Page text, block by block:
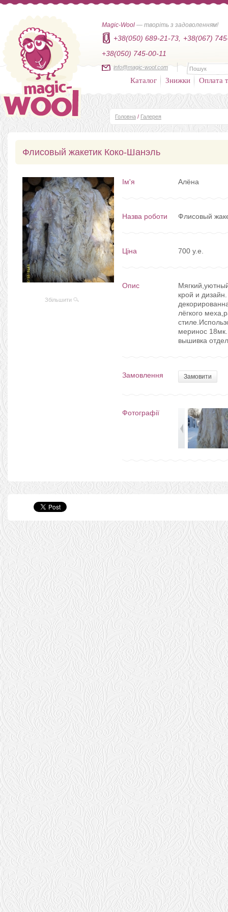
Magic-Wool — творіть з задоволенням!
+38(050) 689-21-73,
+38(067)
+38(050) 745-00-11
info@magic-wool.com
Каталог Знижки Оплата
Головна / Галерея
Флисовый жакетик Коко-Шанэль
Збільшити
Ім'я Алёна
Назва роботи Флисовый
Ціна 700 y.e.
Опис
крой и
лёгкого
меринос
вышивка
Замовлення Замовити
Фотографії